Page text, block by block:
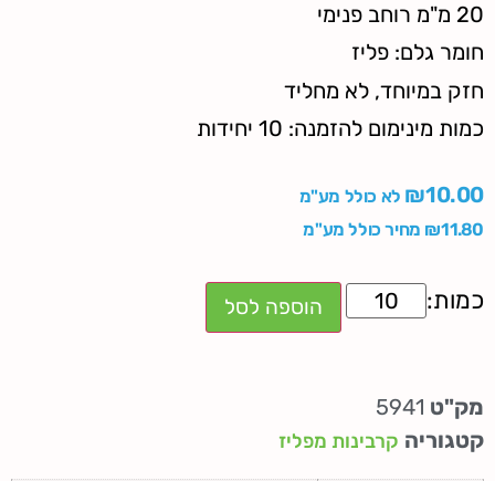
20 מ"מ רוחב פנימי
חומר גלם: פליז
חזק במיוחד, לא מחליד
כמות מינימום להזמנה: 10 יחידות
₪10.00
לא כולל מע"מ
₪11.80 מחיר כולל מע"מ
הוספה לסל
מק"ט 5941
קטגוריה קרבינות מפליז